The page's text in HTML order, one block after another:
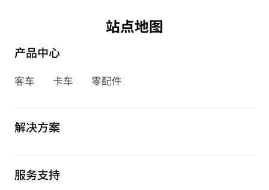
站点地图
产品中心
客车 卡车 零配件
解决方案
服务支持